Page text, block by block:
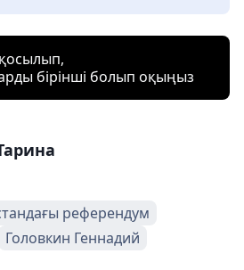
бірінші болып оқыңыз
референдум
Головкин Геннадий